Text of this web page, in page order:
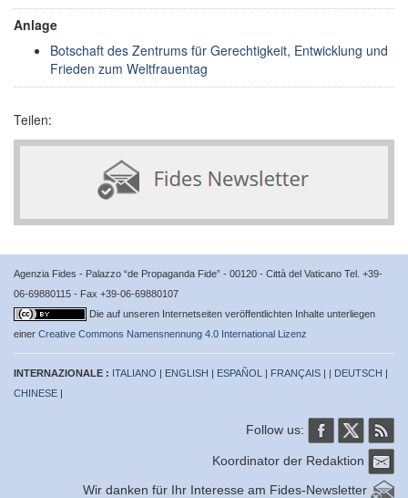
Anlage
Botschaft des Zentrums für Gerechtigkeit, Entwicklung und
Frieden zum Weltfrauentag
Teilen:
Agenzia Fides - Palazzo “de Propaganda Fide” - 00120 - Città del Vaticano Tel. +39-
06-69880115 - Fax +39-06-69880107
Die auf unseren Internetseiten veröffentlichten Inhalte unterliegen
einer Creative Commons Namensnennung 4.0 International Lizenz
INTERNAZIONALE : ITALIANO | ENGLISH | ESPAÑOL | FRANÇAIS | | DEUTSCH |
CHINESE |
Follow us:
Koordinator der Redaktion
Wir danken für Ihr Interesse am Fides-Newsletter